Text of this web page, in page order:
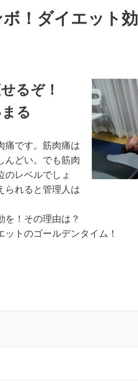
！ダイエット
るぞ！
る
痛です。筋肉痛は
んどい。でも筋肉
のレベルでしょ
られると管理人は
を！その理由は？
トのゴールデンタイム！